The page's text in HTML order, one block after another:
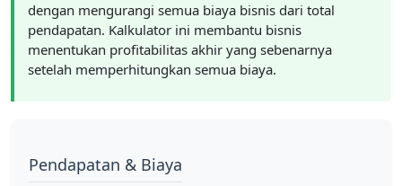
dengan mengurangi semua biaya bisnis dari total
pendapatan. Kalkulator ini membantu bisnis
menentukan profitabilitas akhir yang sebenarnya
setelah memperhitungkan semua biaya.
Pendapatan & Biaya